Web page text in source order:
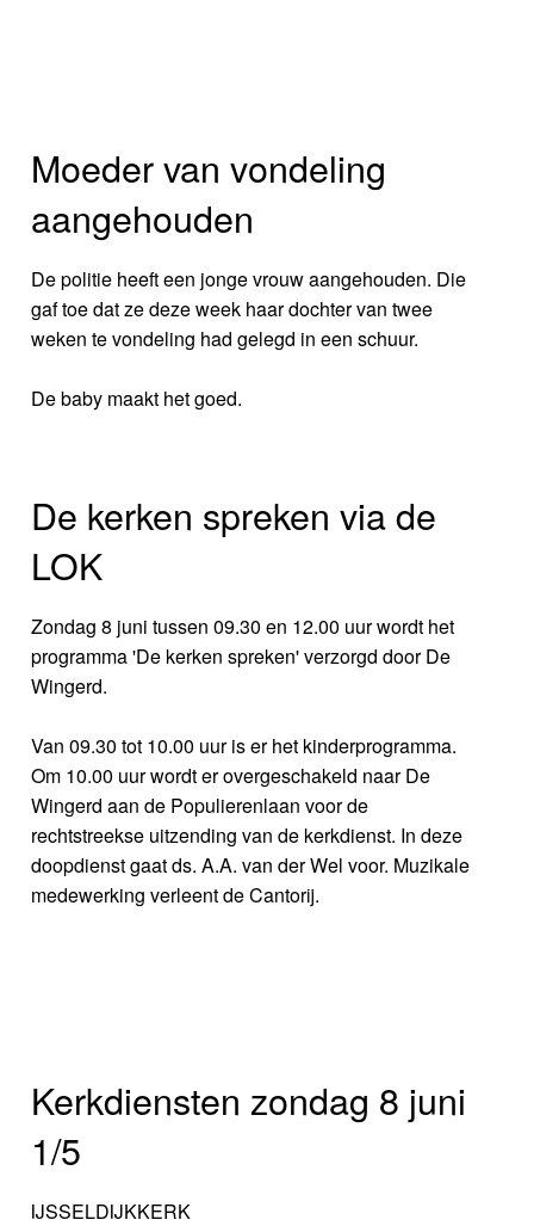
Moeder van vondeling
aangehouden
De politie heeft een jonge vrouw aangehouden. Die
gaf toe dat ze deze week haar dochter van twee
weken te vondeling had gelegd in een schuur.
De baby maakt het goed.
De kerken spreken via de
LOK
Zondag 8 juni tussen 09.30 en 12.00 uur wordt het
programma 'De kerken spreken' verzorgd door De
Wingerd.
Van 09.30 tot 10.00 uur is er het kinderprogramma.
Om 10.00 uur wordt er overgeschakeld naar De
Wingerd aan de Populierenlaan voor de
rechtstreekse uitzending van de kerkdienst. In deze
doopdienst gaat ds. A.A. van der Wel voor. Muzikale
medewerking verleent de Cantorij.
Kerkdiensten zondag 8 juni
1/5
IJSSELDIJKKERK